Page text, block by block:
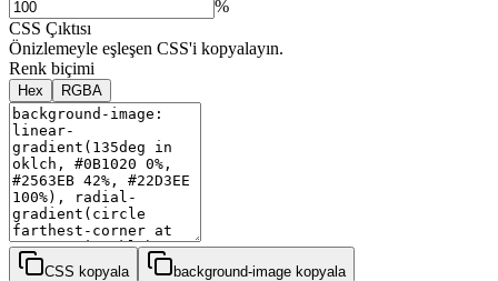
%
CSS Çıktısı
Önizlemeyle eşleşen CSS'i kopyalayın.
Renk biçimi
Hex RGBA
CSS kopyala background-image kopyala